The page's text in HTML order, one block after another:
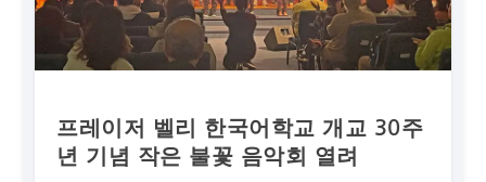
프레이저 벨리 한국어학교 개교 30주
년 기념 작은 불꽃 음악회 열려